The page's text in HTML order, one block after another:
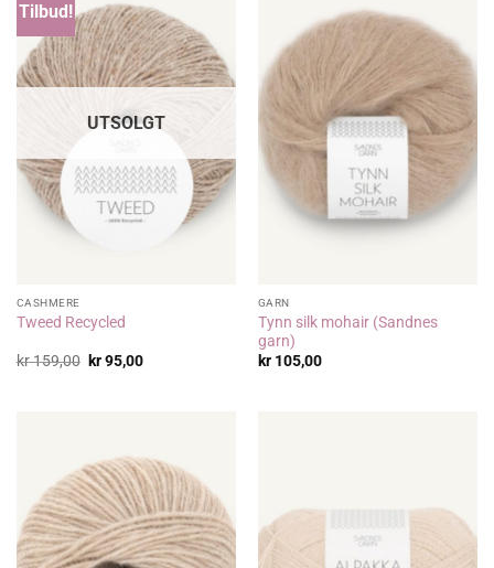
Tilbud!
UTSOLGT
CASHMERE
Tweed Recycled
kr159,00 Opprinnelig
kr95,00Nåværende
GARN
Tynn silk mohair (Sandnes
garn)
kr105,00